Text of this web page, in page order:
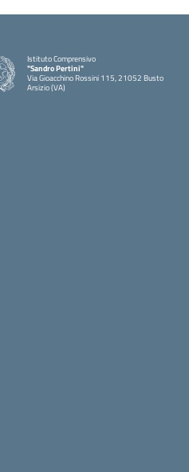
Istituto Comprensivo
"Sandro Pertini"
Via Gioacchino Rossini 115, 21052 Busto
Arsizio (VA)